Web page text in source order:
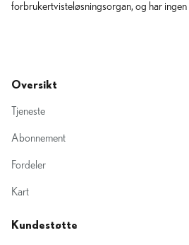
forbrukertvisteløsningsorgan, og har
Oversikt
Tjeneste
Abonnement
Fordeler
Kart
Kundestøtte